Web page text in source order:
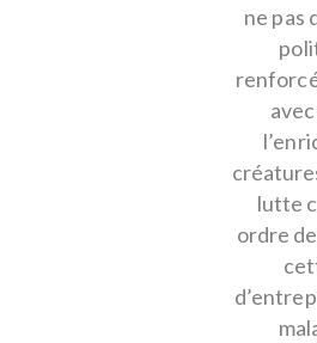
ne pas
lutte
ordre